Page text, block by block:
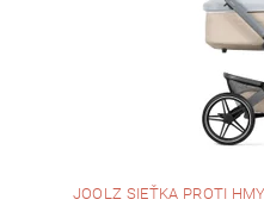
JOOLZ SIEŤKA PROTI